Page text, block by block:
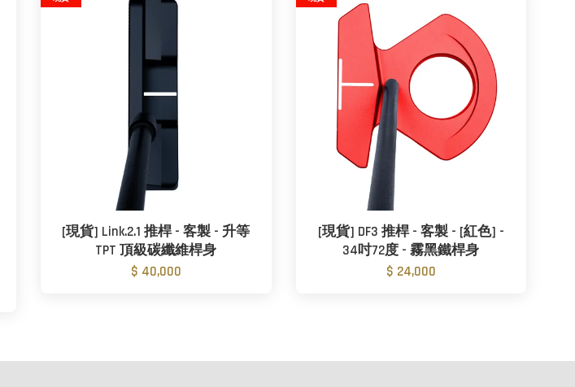
[現貨] Link.2.1 推桿 - 客製 - 升等
TPT 頂級碳纖維桿身
$ 40,000
[現貨] DF3 推桿 - 客製 - [紅色] -
34吋72度 - 霧黑鐵桿身
$ 24,000